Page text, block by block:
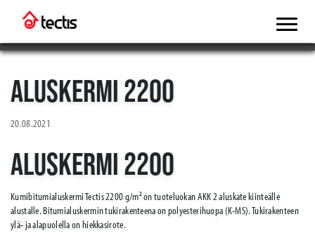
ALUSKERMI 2200
20.08.2021
ALUSKERMI 2200
Kumibitumialuskermi Tectis 2200 g/m² on tuoteluokan AKK 2 aluskate kiinteälle
alustalle. Bitumialuskermin tukirakenteena on polyesterihuopa (K-MS). Tukirakenteen
ylä- ja alapuolella on hiekkasirote.